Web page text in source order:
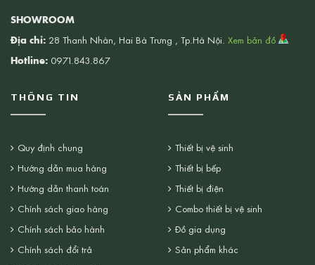
SHOWROOM
Địa chỉ: 28 Thanh Nhàn, Hai Bà Trưng , Tp.Hà Nội. Xem bản đồ
Hotline: 0971.843.867
THÔNG TIN
Quy định chung
Hướng dẫn mua hàng
Hướng dẫn thanh toán
Chính sách giao hàng
Chính sách bảo hành
Chính sách đổi trả
SẢN PHẨM
Thiết bị vệ sinh
Thiết bị bếp
Thiết bị điện
Combo thiết bị vệ sinh
Đồ gia dụng
Sản phẩm khác